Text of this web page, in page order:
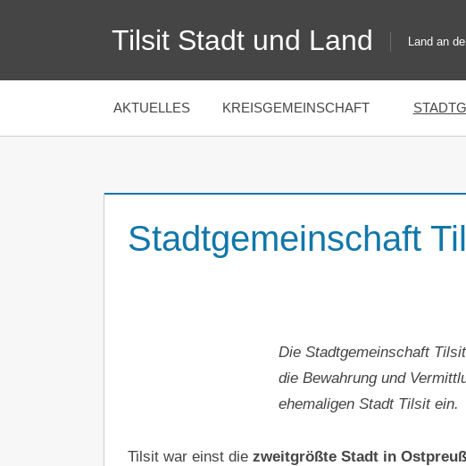
Tilsit Stadt und Land Land an
AKTUELLES KREISGEMEINSCHAFT
Stadtgemeinschaft
Die Stadtgemeinschaft
die Bewahrung und
ehemaligen Stadt Tilsit ein.
Tilsit war einst die zweitgrößte Stadt in